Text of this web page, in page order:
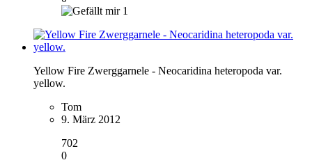
1
Yellow Fire Zwerggarnele - Neocaridina heteropoda var.
yellow.
Tom
9. März 2012
702
0